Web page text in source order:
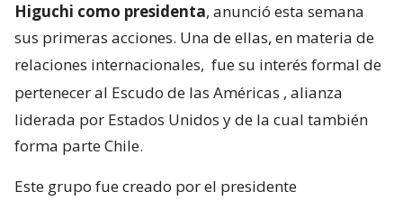
Higuchi como presidenta, anunció esta semana
sus primeras acciones. Una de ellas, en materia de
relaciones internacionales, fue su interés formal de
pertenecer al Escudo de las Américas , alianza
liderada por Estados Unidos y de la cual también
forma parte Chile.
Este grupo fue creado por el presidente